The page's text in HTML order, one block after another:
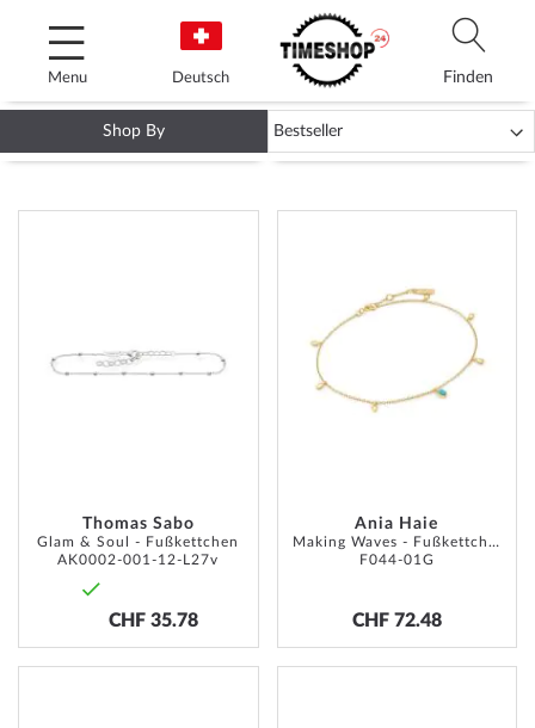
Content
Menu Deutsch Finden
FUSSKETTCHEN
Thomas Sabo
Glam & Soul - Fußkettchen
AK0002-001-12-L27v
CHF 35.78
LIST
Ania Haie
Making Waves - Fußkettchen
F044-01G
CHF 72.48
WISH
LIST
Shop By